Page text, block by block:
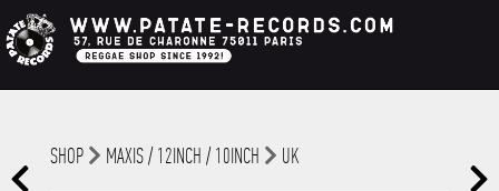
SHOP MAXIS / 12INCH / 10INCH UK